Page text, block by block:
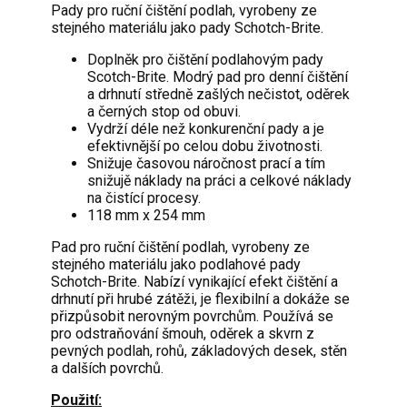
Pady pro ruční čištění podlah, vyrobeny ze
stejného materiálu jako pady Schotch-Brite.
Doplněk pro čištění podlahovým pady
Scotch-Brite. Modrý pad pro denní čištění
a drhnutí středně zašlých nečistot, oděrek
a černých stop od obuvi.
Vydrží déle než konkurenční pady a je
efektivnější po celou dobu životnosti.
Snižuje časovou náročnost prací a tím
snižujě náklady na práci a celkové náklady
na čistící procesy.
118 mm x 254 mm
Pad pro ruční čištění podlah, vyrobeny ze
stejného materiálu jako podlahové pady
Schotch-Brite. Nabízí vynikající efekt čištění a
drhnutí při hrubé zátěži, je flexibilní a dokáže se
přizpůsobit nerovným povrchům. Používá se
pro odstraňování šmouh, oděrek a skvrn z
pevných podlah, rohů, základových desek, stěn
a dalších povrchů.
Použití: